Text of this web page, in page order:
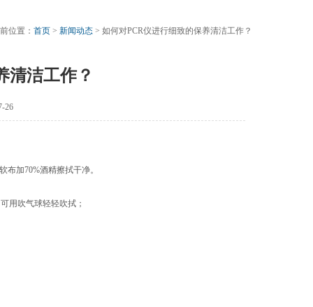
位置： 首页 > 新闻动态 > 如何对PCR仪进行细致的保养清洁工作？
清洁工作？
26
加70%酒精擦拭干净。
用吹气球轻轻吹拭；